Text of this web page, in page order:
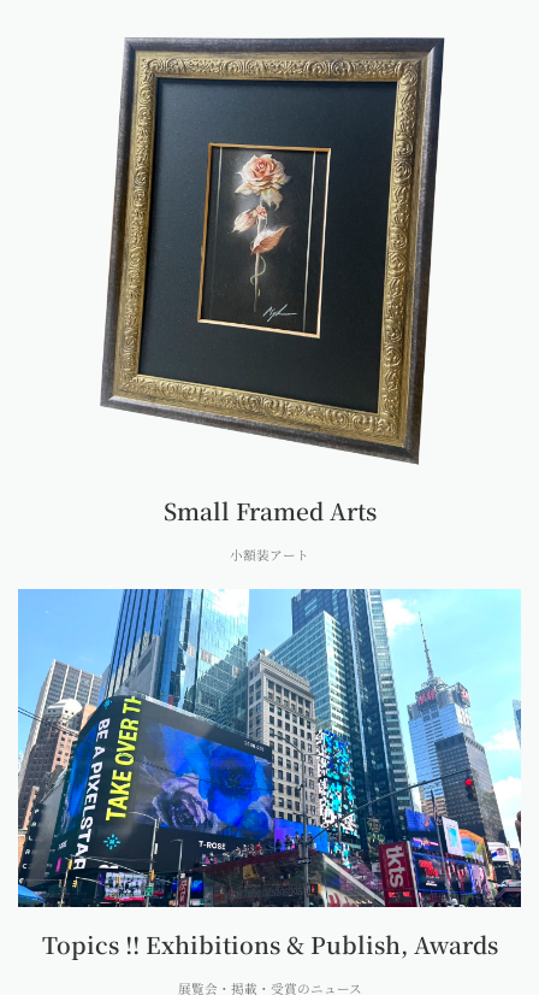
Small Framed Arts
小額装アート
Topics !! Exhibitions & Publish, Awards
展覧会・掲載・受賞のニュース